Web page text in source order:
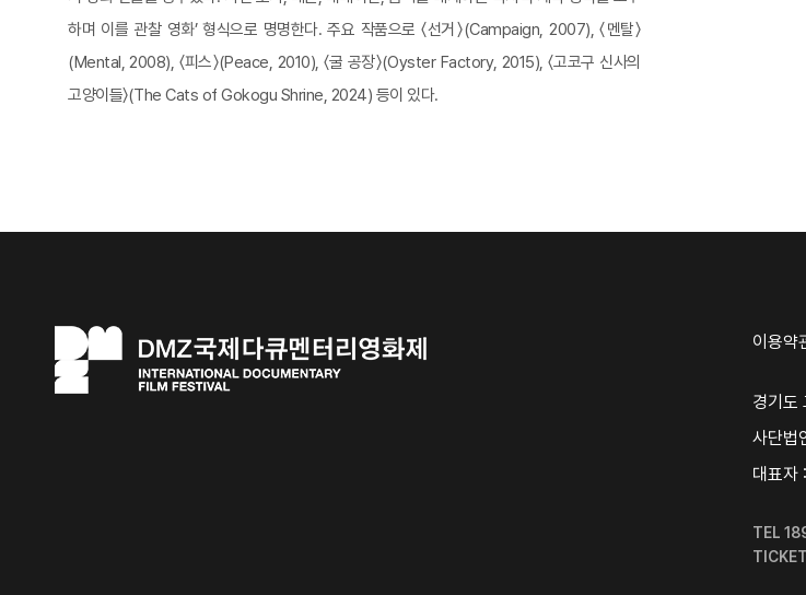
하며 이를 관찰 영화’ 형식으로 명명한다. 주요 작품으로 〈선거〉(Campaign, 2007), 〈멘탈〉
(Mental, 2008), 〈피스〉(Peace, 2010), 〈굴 공장〉(Oyster Factory, 2015), 〈고코구 신사의
고양이들〉(The Cats of Gokogu Shrine, 2024) 등이 있다.
이용약
경기도
사단법
대표자
TEL